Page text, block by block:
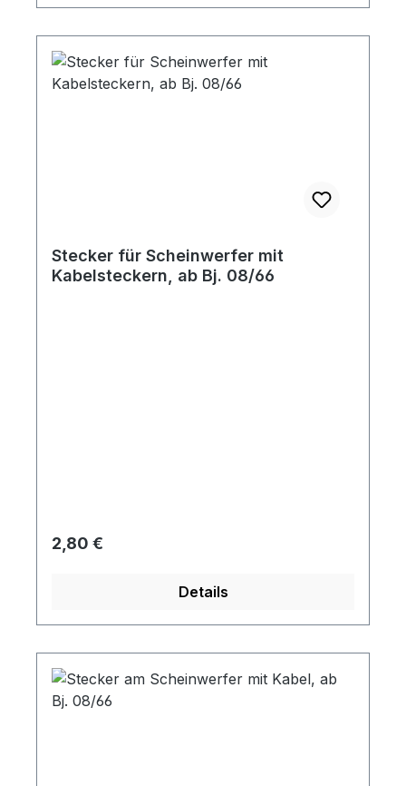
Stecker für Scheinwerfer mit
Kabelsteckern, ab Bj. 08/66
Regulärer Preis:
2,80 €
Details